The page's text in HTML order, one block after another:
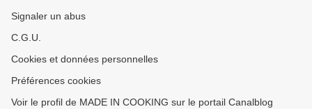
Signaler un abus
C.G.U.
Cookies et données personnelles
Préférences cookies
Voir le profil de MADE IN COOKING sur le portail Canalblog